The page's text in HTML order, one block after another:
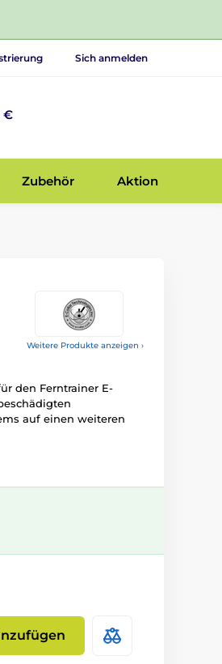
Sich anmelden
€
Zubehör Aktion
Weitere Produkte anzeigen ›
den Ferntrainer E-
auf einen weiteren